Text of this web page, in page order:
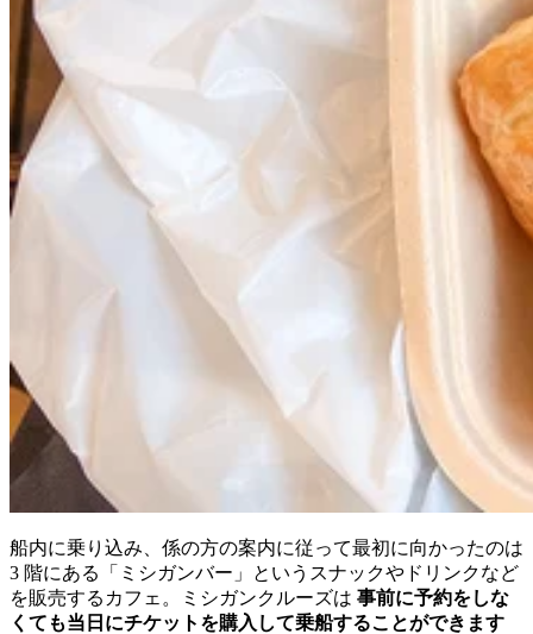
船内に乗り込み、係の方の案内に従って最初に向かったのは
3 階にある「ミシガンバー」というスナックやドリンクなど
を販売するカフェ。ミシガンクルーズは 事前に予約をしな
くても当日にチケットを購入して乗船することができます